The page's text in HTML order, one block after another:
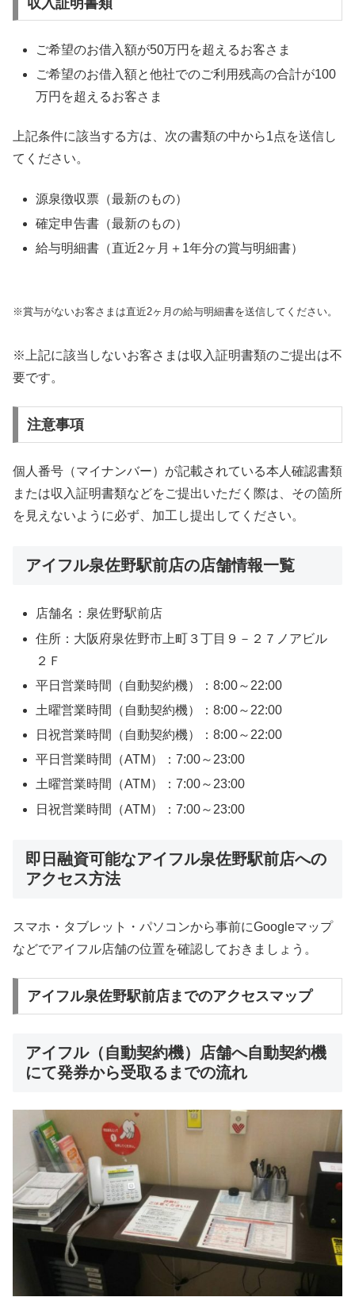
ご希望のお借入額が50万円を超えるお客さま
ご希望のお借入額と他社でのご利用残高の合計が100
万円を超えるお客さま
上記条件に該当する方は、次の書類の中から1点を送信し
てください。
源泉徴収票（最新のもの）
確定申告書（最新のもの）
給与明細書（直近2ヶ月＋1年分の賞与明細書）
※賞与がないお客さまは直近2ヶ月の給与明細書を送信してください。
※上記に該当しないお客さまは収入証明書類のご提出は不
要です。
注意事項
個人番号（マイナンバー）が記載されている本人確認書類
または収入証明書類などをご提出いただく際は、その箇所
を見えないように必ず、加工し提出してください。
アイフル泉佐野駅前店の店舗情報一覧
店舗名：泉佐野駅前店
住所：大阪府泉佐野市上町３丁目９－２７ノアビル
２Ｆ
平日営業時間（自動契約機）：8:00～22:00
土曜営業時間（自動契約機）：8:00～22:00
日祝営業時間（自動契約機）：8:00～22:00
平日営業時間（ATM）：7:00～23:00
土曜営業時間（ATM）：7:00～23:00
日祝営業時間（ATM）：7:00～23:00
即日融資可能なアイフル泉佐野駅前店への
アクセス方法
スマホ・タブレット・パソコンから事前にGoogleマップ
などでアイフル店舗の位置を確認しておきましょう。
アイフル泉佐野駅前店までのアクセスマップ
アイフル（自動契約機）店舗へ自動契約機
にて発券から受取るまでの流れ